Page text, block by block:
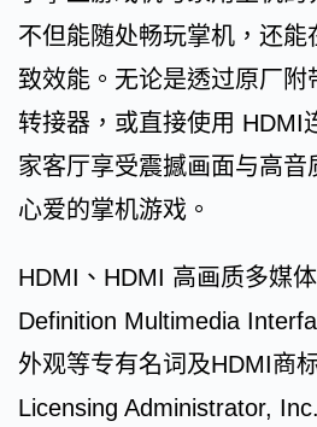
不但能随处畅玩掌机，还能
致效能。无论是透过原厂附
转接器，或直接使用 HDMI
家客厅享受震撼画面与高音
心爱的掌机游戏。
HDMI、HDMI 高画质多媒
Definition Multimedia
外观等专有名词及HDMI商
Licensing Administrator,